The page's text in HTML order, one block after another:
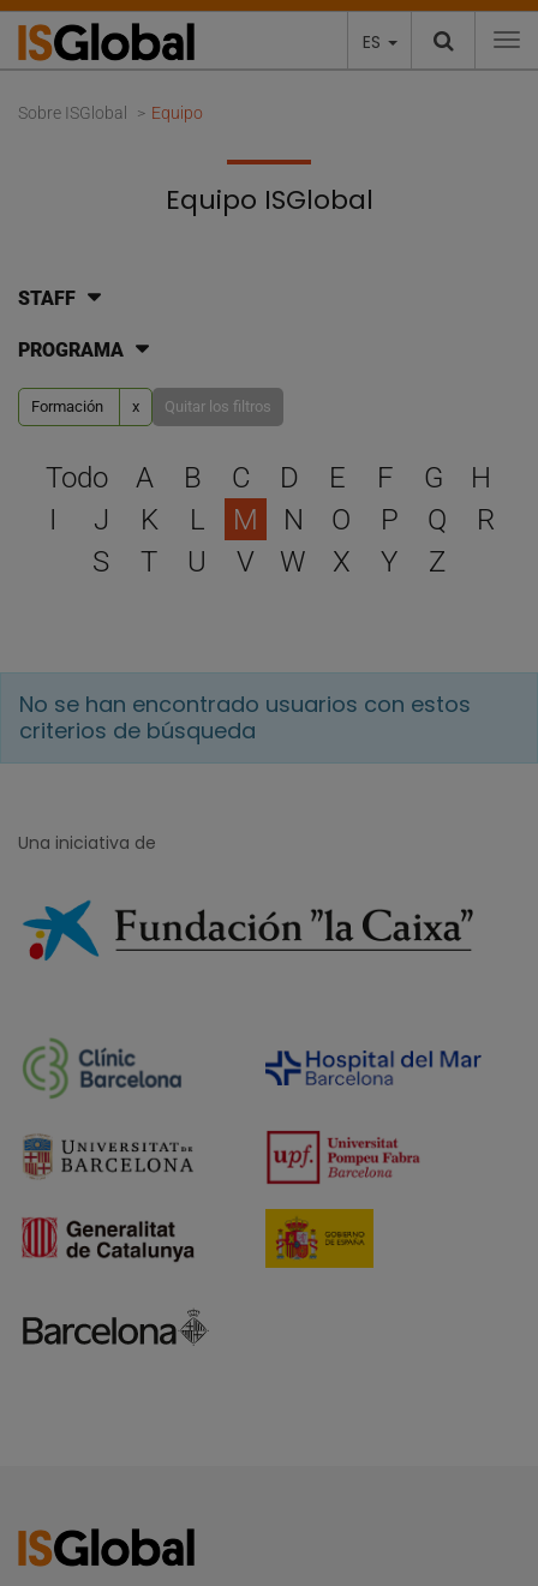
ES
Sobre ISGlobal Equipo
Equipo ISGlobal
STAFF
PROGRAMA
Formación x Quitar los filtros
Selecciona una letra
Todo A B C D E F G
H
I
J K L M N O P Q
R
S
T U V W X Y Z
No se han encontrado usuarios con estos
criterios de búsqueda
Una iniciativa de